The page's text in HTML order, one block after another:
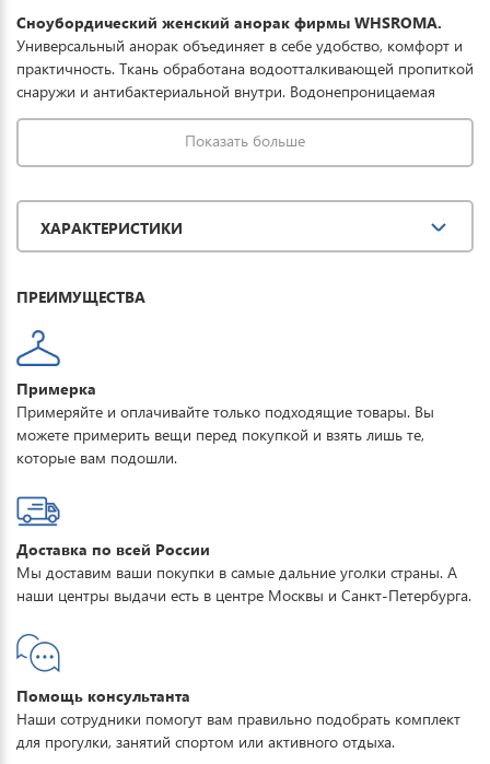
Сноубордический женский анорак фирмы WHSROMA.
Универсальный анорак объединяет в себе удобство, комфорт и
практичность. Ткань обработана водоотталкивающей пропиткой
снаружи и антибактериальной внутри. Водонепроницаемая
мембрана обеспечивает превосходную защиту при мокром
снеге или ледяном дожде и оперативно отводит влагу от тела
наружу, сохраняя тепло и комфорт. Данная модель подойдет не
зимнего отдыха. Купить сноубордический анорак женский
можно для занятия спортом, повседневной носки, активного
отдыха, туризма и прогулок. Горнолыжный костюм дополнят
Показать больше
ХАРАКТЕРИСТИКИ
ПРЕИМУЩЕСТВА
Примерка
Примеряйте и оплачивайте только подходящие товары. Вы
можете примерить вещи перед покупкой и взять лишь те,
которые вам подошли.
Доставка по всей России
Мы доставим ваши покупки в самые дальние уголки страны. А
наши центры выдачи есть в центре Москвы и Санкт-Петербурга.
Помощь консультанта
Наши сотрудники помогут вам правильно подобрать комплект
для прогулки, занятий спортом или активного отдыха.